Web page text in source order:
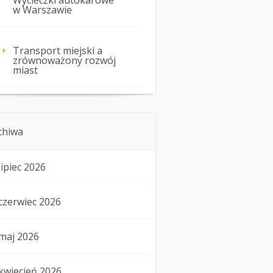
w Warszawie
Transport miejski a
zrównoważony rozwój
miast
2026
2026
2026